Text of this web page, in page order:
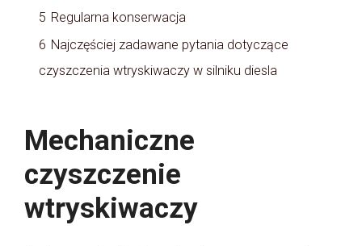
5 Regularna konserwacja
6 Najczęściej zadawane pytania dotyczące
czyszczenia wtryskiwaczy w silniku diesla
Mechaniczne
czyszczenie
wtryskiwaczy